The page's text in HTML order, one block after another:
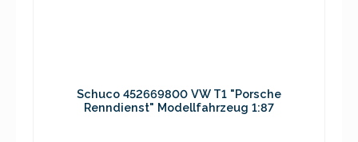
Schuco 452669800 VW T1 "Porsche
Renndienst" Modellfahrzeug 1:87